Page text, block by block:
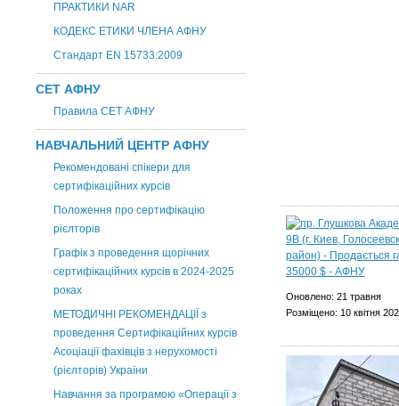
ПРАКТИКИ NAR
КОДЕКС ЕТИКИ ЧЛЕНА АФНУ
Стандарт EN 15733:2009
СЕТ АФНУ
Правила СЕТ АФНУ
НАВЧАЛЬНИЙ ЦЕНТР АФНУ
Рекомендовані спікери для
сертифікаційних курсів
Положення про сертифікацію
рієлторів
Графік з проведення щорічних
сертифікаційних курсів в 2024-2025
роках
МЕТОДИЧНІ РЕКОМЕНДАЦІЇ з
проведення Сертифікаційних курсів
Асоціації фахівців з нерухомості
(рієлторів) України
Навчання за програмою «Операції з
Оновлено: 21 травня
Розміщено: 10 квітня